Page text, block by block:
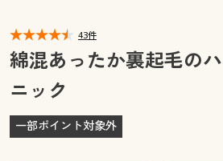
マイページ
閲覧履歴
お気に入り
閲覧履歴
お気に入り
サポート
43件
綿混あったか裏起毛の
ニック
一部ポイント対象外